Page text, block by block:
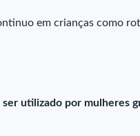
em crianças como
utilizado por mulheres